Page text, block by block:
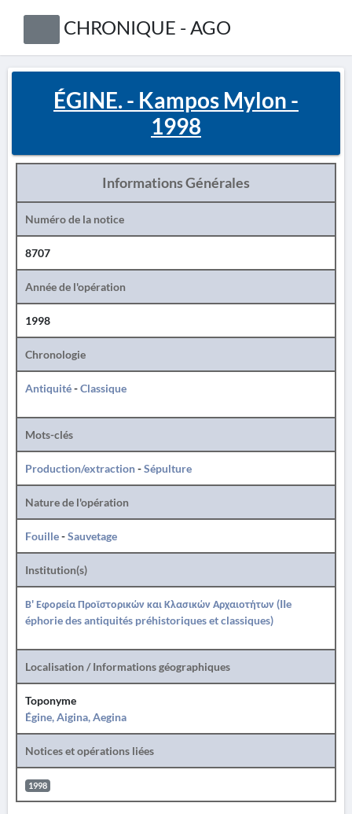
CHRONIQUE - AGO
ÉGINE. - Kampos Mylon -
1998
Informations Générales
Numéro de la notice
8707
Année de l'opération
1998
Chronologie
Antiquité-Classique
Mots-clés
Production/extraction-Sépulture
Nature de l'opération
Fouille-Sauvetage
Institution(s)
Β' Εφορεία Προϊστορικών και Κλασικών Αρχαιοτήτων (IIe
éphorie des antiquités préhistoriques et classiques)
Localisation / Informations géographiques
Toponyme
Égine, Aigina, Aegina
Notices et opérations liées
1998